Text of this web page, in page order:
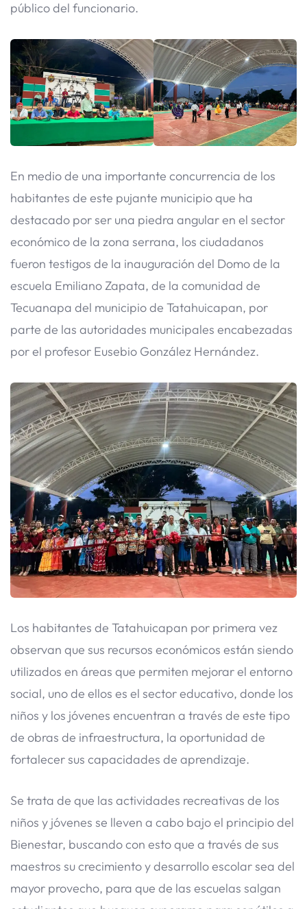
público del funcionario.
En medio de una importante concurrencia de los
habitantes de este pujante municipio que ha
destacado por ser una piedra angular en el sector
económico de la zona serrana, los ciudadanos
fueron testigos de la inauguración del Domo de la
escuela Emiliano Zapata, de la comunidad de
Tecuanapa del municipio de Tatahuicapan, por
parte de las autoridades municipales encabezadas
por el profesor Eusebio González Hernández.
Los habitantes de Tatahuicapan por primera vez
observan que sus recursos económicos están siendo
utilizados en áreas que permiten mejorar el entorno
social, uno de ellos es el sector educativo, donde los
niños y los jóvenes encuentran a través de este tipo
de obras de infraestructura, la oportunidad de
fortalecer sus capacidades de aprendizaje.
Se trata de que las actividades recreativas de los
niños y jóvenes se lleven a cabo bajo el principio del
Bienestar, buscando con esto que a través de sus
maestros su crecimiento y desarrollo escolar sea del
mayor provecho, para que de las escuelas salgan